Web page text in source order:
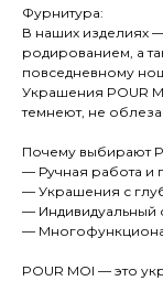
Фурнитура:
В наших изделиях
родированием, а
повседневному
Украшения POUR
темнеют, не
Почему выбирают
— Ручная работа и
— Украшения с
— Индивидуальный
—
POUR MOI — это